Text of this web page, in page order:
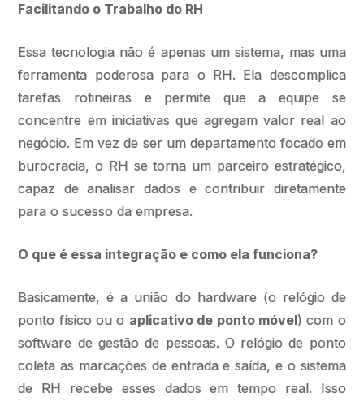
Facilitando o Trabalho do RH
Essa tecnologia não é apenas um sistema, mas uma
ferramenta poderosa para o RH. Ela descomplica
tarefas rotineiras e permite que a equipe se
concentre em iniciativas que agregam valor real ao
negócio. Em vez de ser um departamento focado em
burocracia, o RH se torna um parceiro estratégico,
capaz de analisar dados e contribuir diretamente
para o sucesso da empresa.
O que é essa integração e como ela funciona?
Basicamente, é a união do hardware (o relógio de
ponto físico ou o aplicativo de ponto móvel) com o
software de gestão de pessoas. O relógio de ponto
coleta as marcações de entrada e saída, e o sistema
de RH recebe esses dados em tempo real. Isso